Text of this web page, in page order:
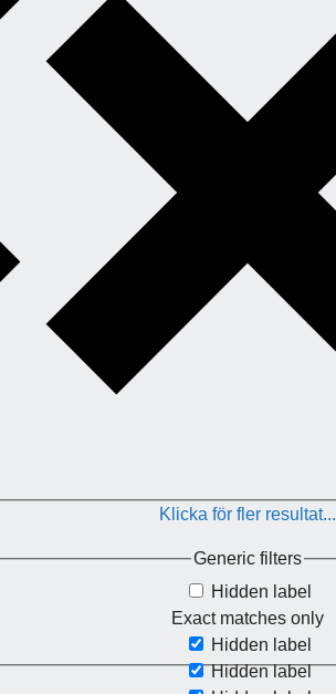
Klicka för fler resultat...
Generic filters
Hidden label
Exact matches only
Hidden label
Hidden label